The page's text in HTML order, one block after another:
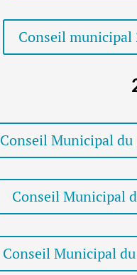
Conseil municipal
Conseil Municipal du
Conseil Municipal
Conseil Municipal